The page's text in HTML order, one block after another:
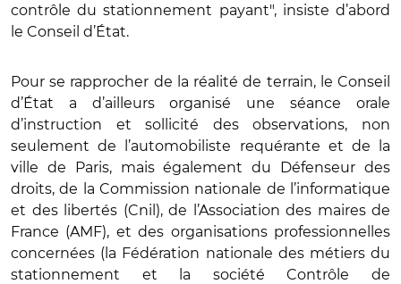
contrôle du stationnement payant", insiste d’abord
le Conseil d’État.
Pour se rapprocher de la réalité de terrain, le Conseil
d’État a d’ailleurs organisé une séance orale
d’instruction et sollicité des observations, non
seulement de l’automobiliste requérante et de la
ville de Paris, mais également du Défenseur des
droits, de la Commission nationale de l’informatique
et des libertés (Cnil), de l’Association des maires de
France (AMF), et des organisations professionnelles
concernées (la Fédération nationale des métiers du
stationnement et la société Contrôle de